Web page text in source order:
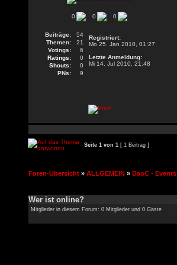
0 0 0
Beiträge:
54
Themen:
21
Votings:
6
Ratings:
0
Shouts:
0
PNs:
9
Registriert:
Mo 25. Jan 2010, 01:27
Letzte Anmeldung:
Mi 14. Jul 2010, 21:48
Seite 1 von 1 [ 1 Beitrag ]
Foren-Übersicht » ALLGEMEIN » DaoC - Events
Wer ist online?
Mitglieder in diesem Forum: 0 Mitglieder und 0 Gäste